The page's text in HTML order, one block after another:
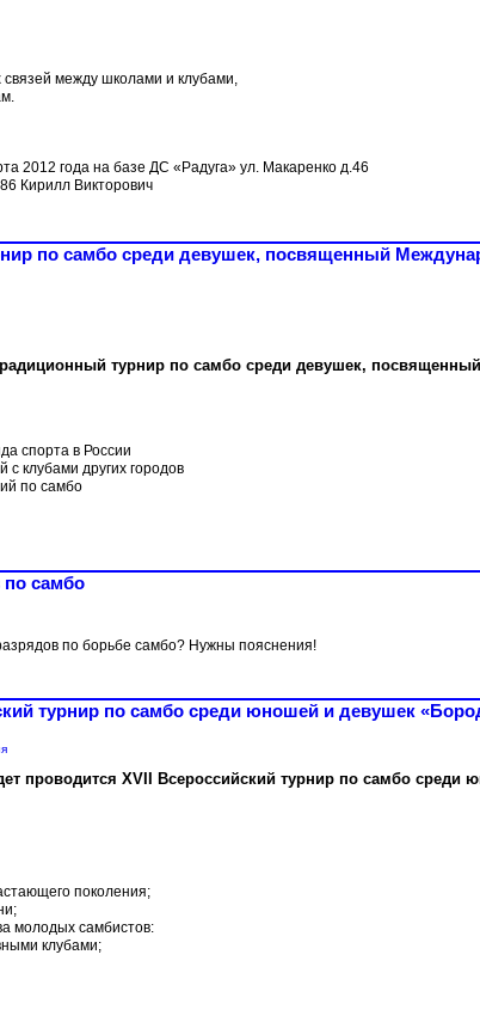
связей между школами и клубами,
2012 года на базе ДС «Радуга» ул. Макаренко д.46
Кирилл Викторович
по самбо среди девушек, посвященный
турнир по самбо среди девушек,
спорта в России
с клубами других городов
по самбо
по самбо
по борьбе самбо? Нужны пояснения!
турнир по самбо среди юношей и девушек
проводится XVII Всероссийский турнир по самбо среди
поколения;
молодых самбистов:
клубами;